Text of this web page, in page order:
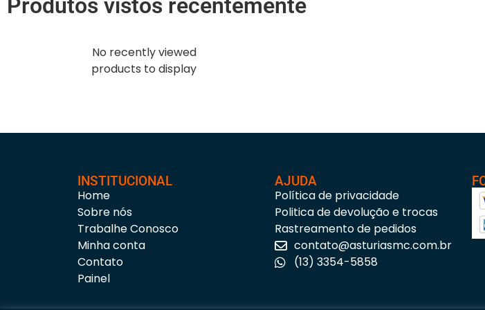
Produtos vistos recentemente
No recently viewed
products to display
INSTITUCIONAL
Home
Sobre nós
Trabalhe Conosco
Minha conta
Contato
Painel
AJUDA
Política de privacidade
Politica de devolução e trocas
Rastreamento de pedidos
contato@asturiasmc.com.br
(13) 3354-5858